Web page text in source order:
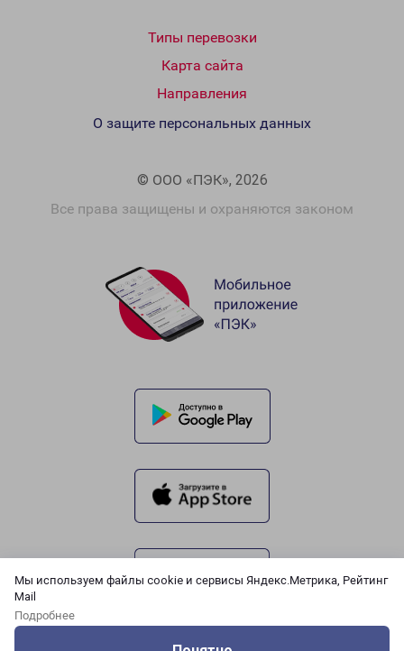
Мы используем файлы cookie и сервисы Яндекс.Метрика, Рейтинг
Mail
Подробнее
Типы перевозки
Карта сайта
Направления
© ООО «ПЭК», 2026
Все права защищены и охраняются законом
О защите персональных данных